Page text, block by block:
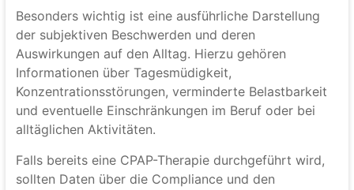
Besonders wichtig ist eine ausführliche Darstellung
der subjektiven Beschwerden und deren
Auswirkungen auf den Alltag. Hierzu gehören
Informationen über Tagesmüdigkeit,
Konzentrationsstörungen, verminderte Belastbarkeit
und eventuelle Einschränkungen im Beruf oder bei
alltäglichen Aktivitäten.
Falls bereits eine CPAP-Therapie durchgeführt wird,
sollten Daten über die Compliance und den